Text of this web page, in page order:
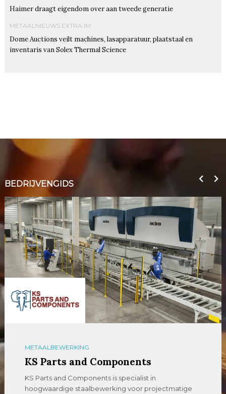
Haimer draagt eigendom over aan tweede generatie
METAALNIEUWS EXTRA IM
Dome Auctions veilt machines, lasapparatuur, plaatstaal en
inventaris van Solex Thermal Science
BEDRIJVENGIDS
METAALBEWERKING
KS Parts and Components
KS Parts and Components is specialist in
hoogwaardige staalbewerking voor projectmatige